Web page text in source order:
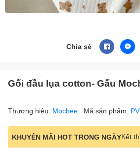
Chia sẻ
Gối đầu lụa cotton- Gấu
Thương hiệu: Mochee Mã sản phẩm:
KHUYẾN MÃI HOT TRONG NGÀYKết